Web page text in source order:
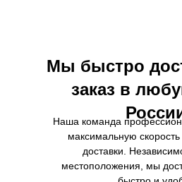
Мы быстро
заказ в
Наша команда
максимальную
доставки.
местоположения, мы